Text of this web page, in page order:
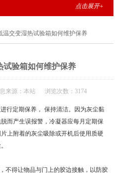
点击展开+
交变湿热试验箱如何维护保养
试验箱如何维护保养
来源：本站 浏览次数：3174
行定期保养， 保持清洁。因为灰尘黏
而产生误报警，冷凝器应每月定期保
上附着的灰尘吸除或开机后使用质硬
得让物品与门上的胶边接触，以防胶